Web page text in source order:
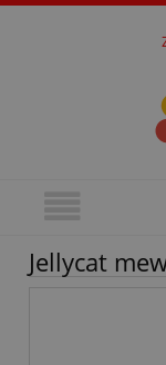
Jellycat